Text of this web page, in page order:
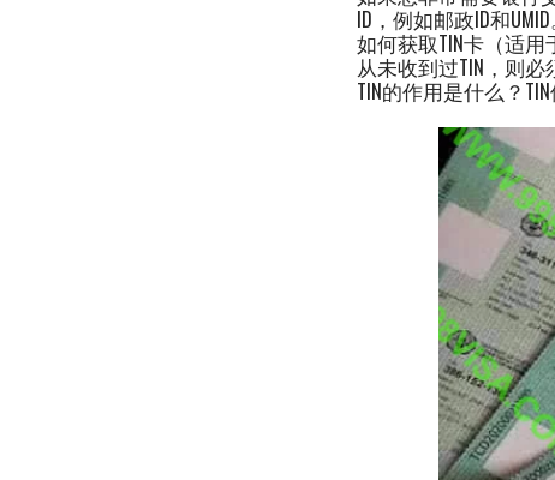
ID，例如邮政ID和UMID
如何获取TIN卡（适
从未收到过TIN，则必
TIN的作用是什么？